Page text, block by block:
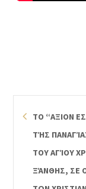
ΤΟ “ΑΞΙΟΝ
ΤΉΣ
ΤΟΥ ΑΓΊΟΥ
ΞΆΝΘΗΣ, ΣΕ